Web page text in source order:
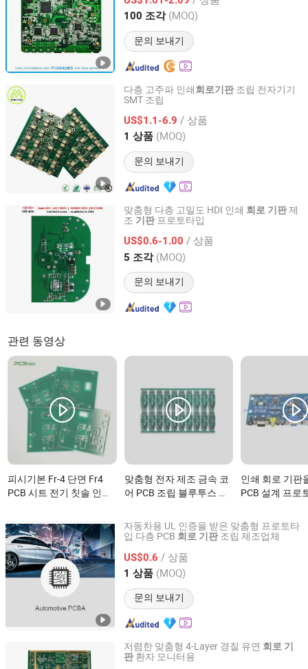
100 조각 (MOQ)
문의 보내기
Guangdong, China 이후 2016
다층 고주파 인쇄회로기판조립 전자기기
SMT 조립
US$1.1-6.9 / 상품
1 상품 (MOQ)
문의 보내기
Shenzhen Mzh Pcb., Co Ltd
Guangdong, China 이후 2025
맞춤형 다층 고밀도 HDI 인쇄 회로 기판제
조 기판프로토타입
US$0.6-1.00 / 상품
5 조각 (MOQ)
문의 보내기
Shenzhen Tianditong Electronics Co., Ltd
Guangdong, China 이후 2025
관련 동영상
피시기본 Fr-4 단면 Fr4
PCB 시트 전기 칫솔 인쇄
맞춤형 전자 제조 금속 코
어 PCB 조립 블루투스 스
엇인가요?
인쇄 회로 기판
PCB 설계 프로
산업 PCBA이(
가요?
자동차용 UL 인증을 받은 맞춤형 프로토타
입 다층 PCB 회로 기판조립 제조업체
US$0.6 / 상품
1 상품 (MOQ)
문의 보내기
Shenzhen Grandtop Electronics Co., Ltd.
Guangdong, China 이후 2017
저렴한 맞춤형 4-Layer 경질 유연 회로 기
판환자 모니터용
Yuwei Electronic Technology (Wuhan) Co., Limited